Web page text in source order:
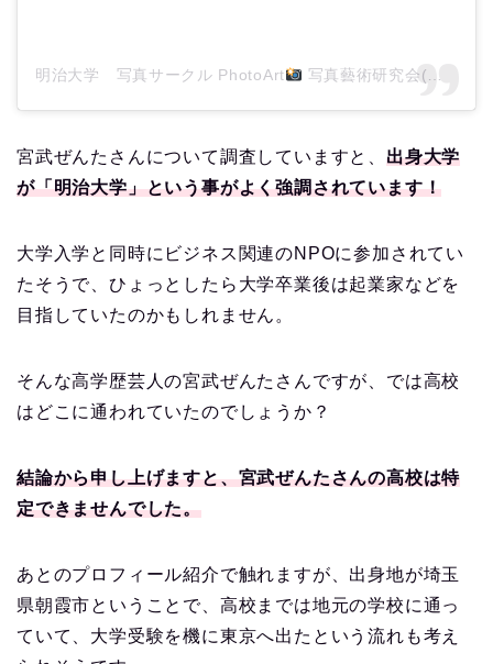
明治大学 写真サークル PhotoArt 写真藝術研究会(@meijiphotoart)がシェアした投稿
宮武ぜんたさんについて調査していますと、 出身大学
が「明治大学」という事がよく強調されています！
大学入学と同時にビジネス関連のNPOに参加されてい
たそうで、ひょっとしたら大学卒業後は起業家などを
目指していたのかもしれません。
そんな高学歴芸人の宮武ぜんたさんですが、では高校
はどこに通われていたのでしょうか？
結論から申し上げますと、宮武ぜんたさんの高校は特
定できませんでした。
あとのプロフィール紹介で触れますが、出身地が埼玉
県朝霞市ということで、高校までは地元の学校に通っ
ていて、大学受験を機に東京へ出たという流れも考え